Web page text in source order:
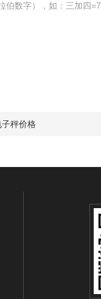
伯数字），如：三加四=7
秤价格